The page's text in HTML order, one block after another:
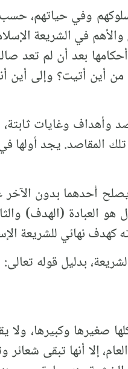
وفي حياتهم،
-الثابت الأول والأهم في
بعد أن لم تعد
أين أتيت؟ وإلى أين
وأهداف وغايات
المقاصد. يجد أولها
أحدهما بدون
هو العبادة (الهدف)
نهائي للشريعة
بدليل قوله
صغيرها وكبيرها،
إلا أنها تبقى